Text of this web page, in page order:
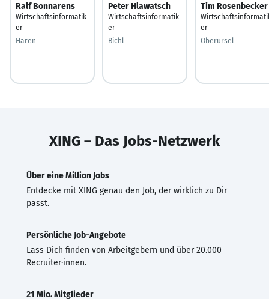
Ralf Bonnarens
Wirtschaftsinformatik
er
Haren
Peter Hlawatsch
Wirtschaftsinformatik
er
Bichl
Tim Rosenbecker
er
Oberursel
XING – Das Jobs-Netzwerk
Über eine Million Jobs
Entdecke mit XING genau den Job, der wirklich zu Dir
passt.
Persönliche Job-Angebote
Lass Dich finden von Arbeitgebern und über 20.000
Recruiter·innen.
21 Mio. Mitglieder